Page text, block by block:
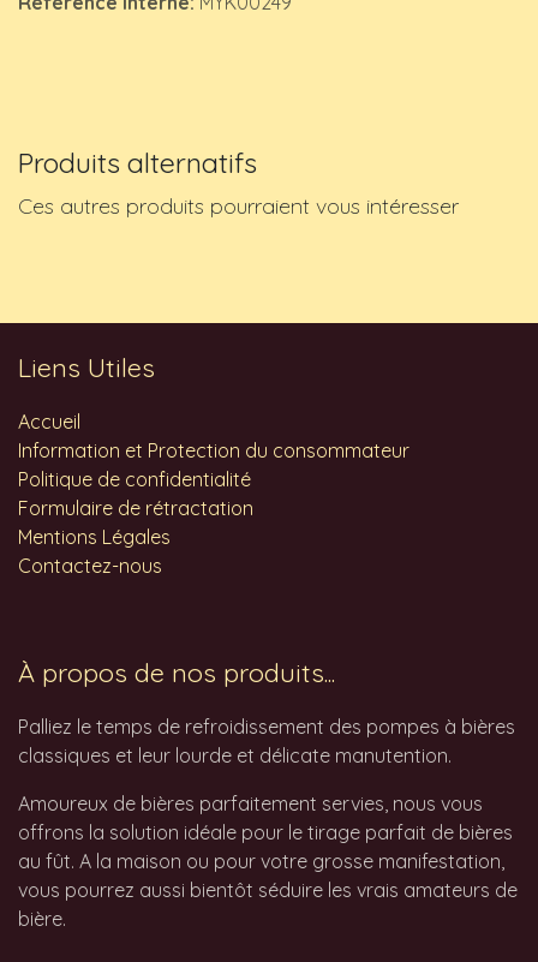
Produits alternatifs
Ces autres produits pourraient vous intéresser
Liens Utiles
Accueil
Information et Protection du consommateur
Politique de confidentialité
Formulaire de rétractation
Mentions Légales
Contactez-nous
À propos de nos produits...
Palliez le temps de refroidissement des pompes à bières
classiques et leur lourde et délicate manutention.
Amoureux de bières parfaitement servies, nous vous
offrons la solution idéale pour le tirage parfait de bières
au fût. A la maison ou pour votre grosse manifestation,
vous pourrez aussi bientôt séduire les vrais amateurs de
bière.